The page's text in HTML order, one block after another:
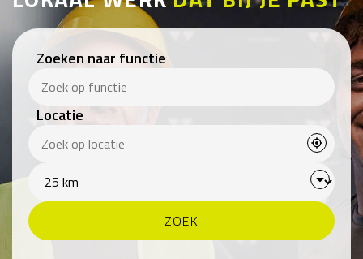
Zoeken naar functie
Locatie